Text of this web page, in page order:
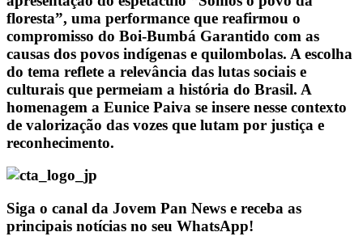
floresta”, uma performance que reafirmou o
compromisso do Boi-Bumbá Garantido com as
causas dos povos indígenas e quilombolas. A escolha
do tema reflete a relevância das lutas sociais e
culturais que permeiam a história do Brasil. A
homenagem a Eunice Paiva se insere nesse contexto
de valorização das vozes que lutam por justiça e
reconhecimento.
Siga o canal da Jovem Pan News e receba as
principais notícias no seu WhatsApp!